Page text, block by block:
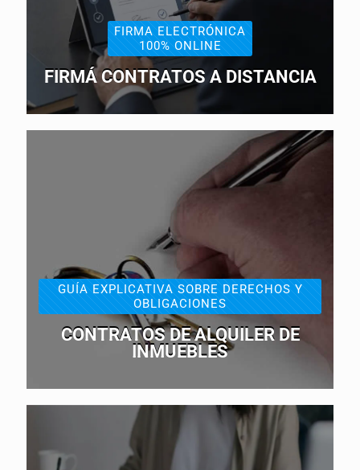
FIRMA ELECTRÓNICA
100% ONLINE
FIRMÁ CONTRATOS A DISTANCIA
GUÍA EXPLICATIVA SOBRE DERECHOS Y
OBLIGACIONES
CONTRATOS DE ALQUILER DE
INMUEBLES